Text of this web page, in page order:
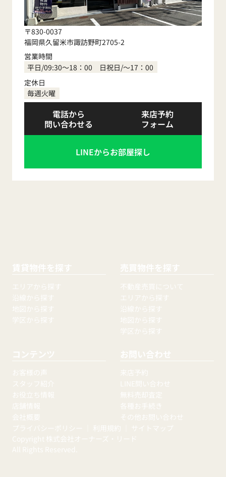
〒830-0037
福岡県久留米市諏訪野町2705-2
営業時間
平日/09:30～18：00 日祝日/～17：00
定休日
毎週火曜
電話から
問い合わせる
来店予約
フォーム
LINEからお部屋探し
賃貸物件を探す
エリアから探す
沿線から探す
地図から探す
学区から探す
売買物件を探す
不動産売買について
エリアから探す
沿線から探す
地図から探す
学区から探す
コンテンツ
お客様の声
スタッフ紹介
お役立ち情報
店舗情報
会社概要
お問い合わせ
来店予約
LINE問い合わせ
無料売却査定
各種お手続き
その他お問い合わせ
プライバシーポリシー
利用規約
サイトマップ
Copyright 株式会社オーナーズ・リード
All Rights Reserved.